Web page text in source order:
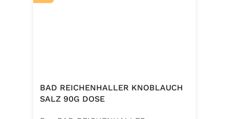
BAD REICHENHALLER KNOBLAUCH
SALZ 90G DOSE